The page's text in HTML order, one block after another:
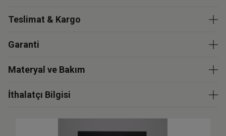
Teslimat & Kargo
Garanti
Materyal ve Bakım
İthalatçı Bilgisi